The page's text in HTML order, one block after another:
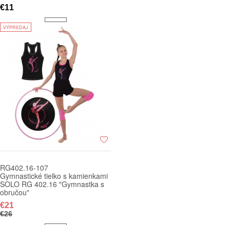
€11
VÝPREDAJ
RG402.16-107
Gymnastické tielko s kamienkami
SOLO RG 402.16 "Gymnastka s
obručou"
€21
€26